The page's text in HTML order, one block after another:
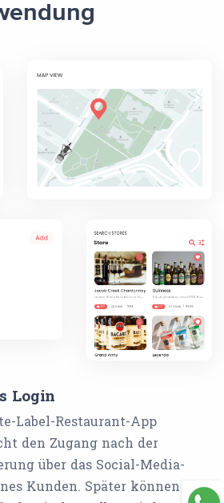
Login
Label-Restaurant-App
den Zugang nach der
über das Social-Media-
Kunden. Später können sie